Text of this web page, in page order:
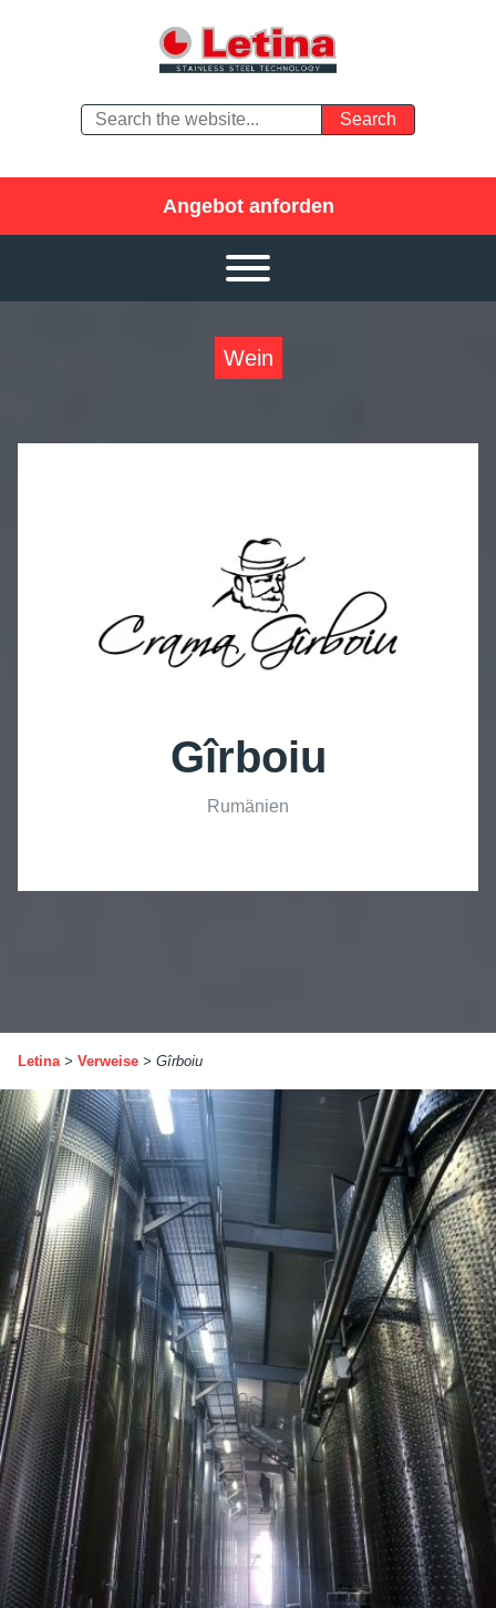
Angebot anforden
Wein
Gîrboiu
Rumänien
Letina> Verweise > Gîrboiu